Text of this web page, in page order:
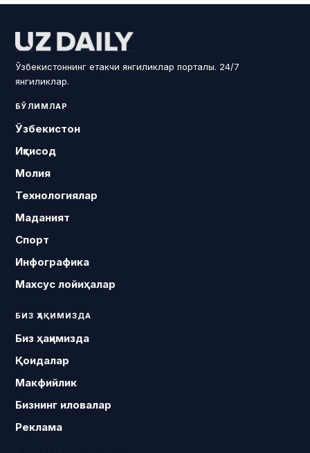
Ўзбекистоннинг етакчи янгиликлар порталы. 24/7
янгиликлар.
БЎЛИМЛАР
Ўзбекистон
Иқтисод
Молия
Технологиялар
Маданият
Спорт
Инфографика
Махсус лойиҳалар
БИЗ ҲАҚИМИЗДА
Биз ҳақимизда
Қоидалар
Макфийлик
Бизнинг иловалар
Реклама